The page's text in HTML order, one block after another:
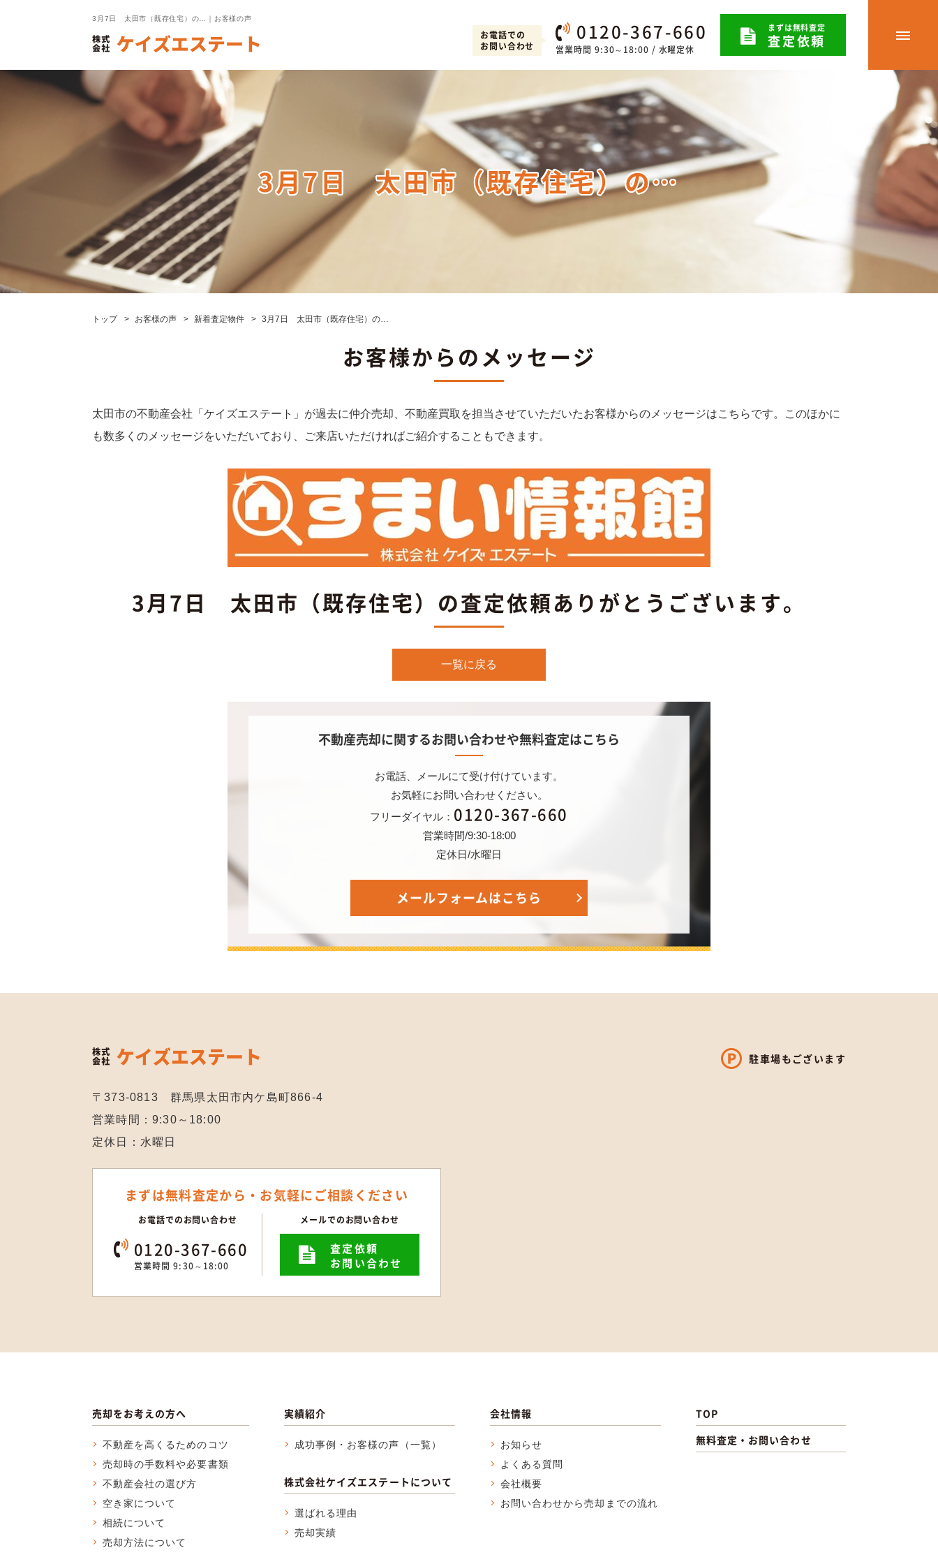
3月7日 太田市（既存住宅）の…｜お客様の声
お電話での
お問い合わせ
0120-367-660
営業時間 9:30～18:00 / 水曜定休
まずは無料査定
査定依頼
3月7日 太田市（既存住宅）の…
トップ お客様の声 新着査定物件 3月7日 太田市（既存住宅）の…
お客様からのメッセージ
太田市の不動産会社「ケイズエステート」が過去に仲介売却、不動産買取を担当させていただいたお客様からのメッセージはこちらです。このほかに
も数多くのメッセージをいただいており、ご来店いただければご紹介することもできます。
3月7日 太田市（既存住宅）の査定依頼ありがとうございます。
一覧に戻る
不動産売却に関するお問い合わせや無料査定はこちら
お電話、メールにて受け付けています。
お気軽にお問い合わせください。
フリーダイヤル： 0120-367-660
営業時間/9:30-18:00
定休日/水曜日
メールフォームはこちら
〒373-0813 群馬県太田市内ケ島町866-4
営業時間：9:30～18:00
定休日：水曜日
まずは無料査定から・ お気軽にご相談ください
お電話でのお問い合わせ
0120-367-660
営業時間 9:30～18:00
メールでのお問い合わせ
査定依頼
お問い合わせ
駐車場もございます
売却をお考えの方へ
不動産を高くるためのコツ
売却時の手数料や必要書類
不動産会社の選び方
空き家について
相続について
売却方法について
実績紹介
成功事例・お客様の声（一覧）
株式会社ケイズエステートについて
選ばれる理由
売却実績
会社情報
お知らせ
よくある質問
会社概要
お問い合わせから売却までの流れ
TOP
無料査定・お問い合わせ